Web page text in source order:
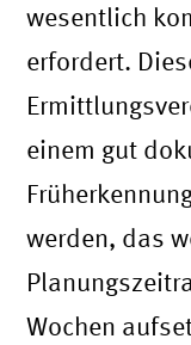
wesentlich
erfordert.
einem gut
werden, das
Wochen